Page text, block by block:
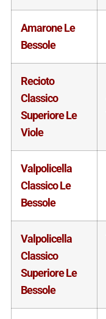
Amarone Le
Bessole
Recioto
Classico
Superiore Le
Viole
Valpolicella
Classico Le
Bessole
Valpolicella
Classico
Superiore Le
Bessole